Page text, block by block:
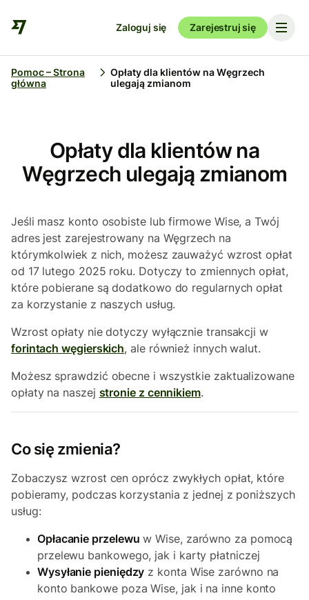
Zaloguj się Zarejestruj się
Pomoc – Strona
główna
Opłaty dla klientów na Węgrzech
ulegają zmianom
Opłaty dla klientów na
Węgrzech ulegają zmianom
Jeśli masz konto osobiste lub firmowe Wise, a Twój
adres jest zarejestrowany na Węgrzech na
którymkolwiek z nich, możesz zauważyć wzrost opłat
od 17 lutego 2025 roku. Dotyczy to zmiennych opłat,
które pobierane są dodatkowo do regularnych opłat
za korzystanie z naszych usług.
Wzrost opłaty nie dotyczy wyłącznie transakcji w
forintach węgierskich, ale również innych walut.
Możesz sprawdzić obecne i wszystkie zaktualizowane
opłaty na naszej stronie z cennikiem.
Co się zmienia?
Zobaczysz wzrost cen oprócz zwykłych opłat, które
pobieramy, podczas korzystania z jednej z poniższych
usług:
Opłacanie przelewu w Wise, zarówno za pomocą
przelewu bankowego, jak i karty płatniczej
Wysyłanie pieniędzy z konta Wise zarówno na
konto bankowe poza Wise, jak i na inne konto